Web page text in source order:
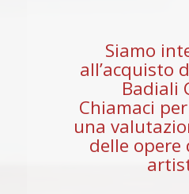
Siamo
all’acquisto
Badiali
Chiamaci
una
delle opere